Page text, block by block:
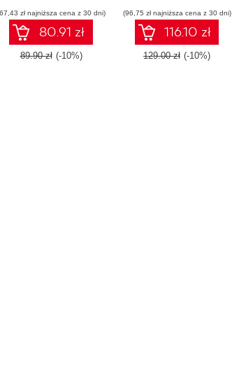
zł najniższa cena z 30 dni)
80.91 zł
89.90 zł (-10%)
jQuery and Bootstrap 4
(96,75 zł najniższa cena z 30 dni)
116.10 zł
129.00 zł (-10%)